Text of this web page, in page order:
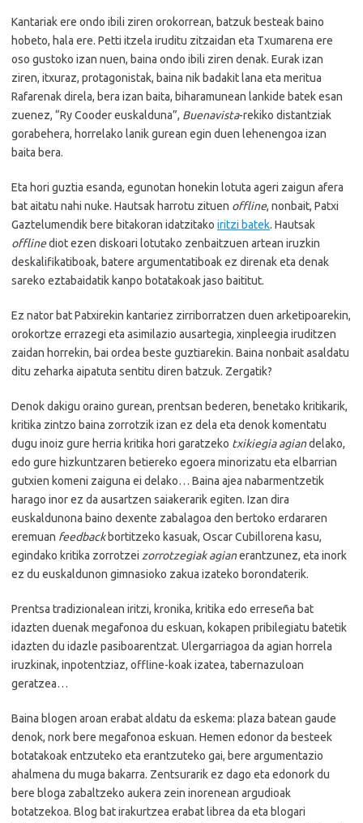
Kantariak ere ondo ibili ziren orokorrean, batzuk besteak baino
hobeto, hala ere. Petti itzela iruditu zitzaidan eta Txumarena ere
oso gustoko izan nuen, baina ondo ibili ziren denak. Eurak izan
ziren, itxuraz, protagonistak, baina nik badakit lana eta meritua
Rafarenak direla, bera izan baita, biharamunean lankide batek esan
zuenez, “Ry Cooder euskalduna”, Buenavista-rekiko distantziak
gorabehera, horrelako lanik gurean egin duen lehenengoa izan
baita bera.
Eta hori guztia esanda, egunotan honekin lotuta ageri zaigun afera
bat aitatu nahi nuke. Hautsak harrotu zituen offline, nonbait, Patxi
Gaztelumendik bere bitakoran idatzitako iritzi batek. Hautsak
offlinediot ezen diskoari lotutako zenbaitzuen artean iruzkin
deskalifikatiboak, batere argumentatiboak ez direnak eta denak
sareko eztabaidatik kanpo botatakoak jaso baititut.
Ez nator bat Patxirekin kantariez zirriborratzen duen arketipoarekin,
orokortze errazegi eta asimilazio ausartegia, xinpleegia iruditzen
zaidan horrekin, bai ordea beste guztiarekin. Baina nonbait asaldatu
ditu zeharka aipatuta sentitu diren batzuk. Zergatik?
Denok dakigu oraino gurean, prentsan bederen, benetako kritikarik,
kritika zintzo baina zorrotzik izan ez dela eta denok komentatu
dugu inoiz gure herria kritika hori garatzeko txikiegia agiandelako,
edo gure hizkuntzaren betiereko egoera minorizatu eta elbarrian
gutxien komeni zaiguna ei delako… Baina ajea nabarmentzetik
harago inor ez da ausartzen saiakerarik egiten. Izan dira
euskaldunona baino dexente zabalagoa den bertoko erdararen
eremuan feedbackbortitzeko kasuak, Oscar Cubillorena kasu,
egindako kritika zorrotzei zorrotzegiak agianerantzunez, eta inork
ez du euskaldunon gimnasioko zakua izateko borondaterik.
Prentsa tradizionalean iritzi, kronika, kritika edo erreseña bat
idazten duenak megafonoa du eskuan, kokapen pribilegiatu batetik
idazten du idazle pasiboarentzat. Ulergarriagoa da agian horrela
iruzkinak, inpotentziaz, offline-koak izatea, tabernazuloan
geratzea…
Baina blogen aroan erabat aldatu da eskema: plaza batean gaude
denok, nork bere megafonoa eskuan. Hemen edonor da besteek
botatakoak entzuteko eta erantzuteko gai, bere argumentazio
ahalmena du muga bakarra. Zentsurarik ez dago eta edonork du
bere bloga zabaltzeko aukera zein inorenean argudioak
botatzekoa. Blog bat irakurtzea erabat librea da eta blogari